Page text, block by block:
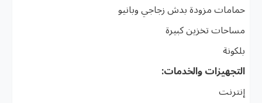
حمامات مزودة بدش زجاجي وبانيو
مساحات تخزين كبيرة
بلكونة
التجهيزات والخدمات:
إنترنت